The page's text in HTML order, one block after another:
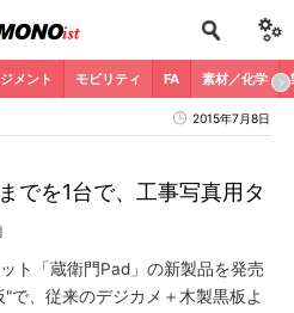
メント モビリティ FA 素材／化学
2015年7月8日
でを1台で、工事写真用タ
ト「蔵衛門Pad」の新製品を発売
で、従来のデジカメ＋木製黒板よ